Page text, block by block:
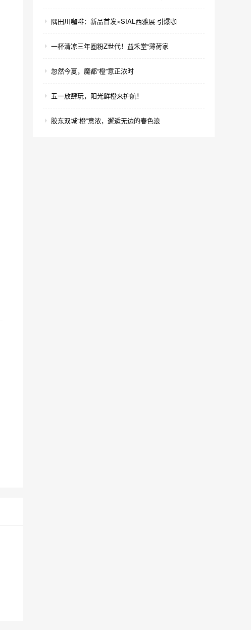
隅田川咖啡：新品首发×SIAL西雅展 引爆咖
一杯清凉三年圈粉Z世代！益禾堂“薄荷家
忽然今夏，魔都“橙”意正浓时
五一放肆玩，阳光鲜橙来护航！
胶东双城“橙”意浓，邂逅无边的春色浪